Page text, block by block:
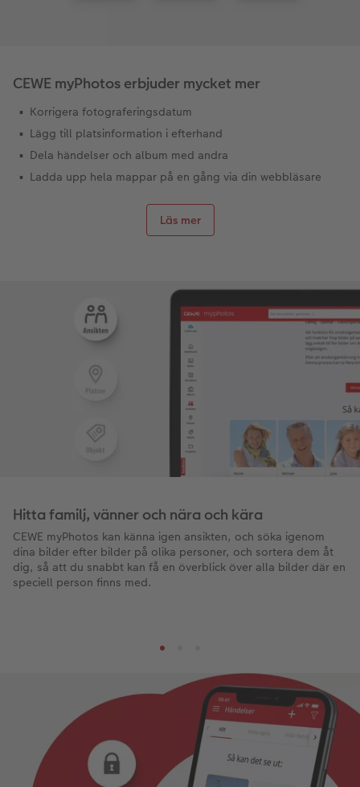
CEWE myPhotos erbjuder mycket mer
Korrigera fotograferingsdatum
Lägg till platsinformation i efterhand
Dela händelser och album med andra
Ladda upp hela mappar på en gång via din webbläsare
Läs mer
Hitta familj, vänner och nära och kära
CEWE myPhotos kan känna igen ansikten, och söka igenom
dina bilder efter bilder på olika personer, och sortera dem åt
dig, så att du snabbt kan få en överblick över alla bilder där en
speciell person finns med.